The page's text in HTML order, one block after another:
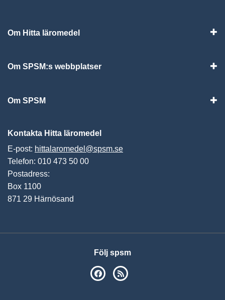
Om Hitta läromedel
Om SPSM:s webbplatser
Om SPSM
Kontakta Hitta läromedel
E-post: hittalaromedel@spsm.se
Telefon: 010 473 50 00
Postadress:
Box 1100
871 29 Härnösand
Följ spsm
SPSM på Facebook